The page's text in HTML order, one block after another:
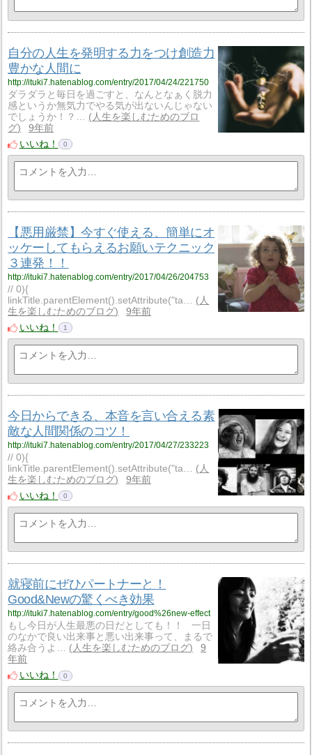
自分の人生を発明する力をつけ創造力
豊かな人間に
http://ituki7.hatenablog.com/entry/2017/04/24/221750
ダラダラと毎日を過ごすと、なんとなぁく脱力
感というか無気力でやる気が出ないんじゃない
でしょうか！？…
人生を楽しむためのブロ
グ
9年前
いいね！
0
【悪用厳禁】今すぐ使える、簡単にオ
ッケーしてもらえるお願いテクニック
３連発！！
http://ituki7.hatenablog.com/entry/2017/04/26/204753
// 0){
linkTitle.parentElement().setAttribute("ta…
人
生を楽しむためのブログ
9年前
いいね！
1
今日からできる、本音を言い合える素
敵な人間関係のコツ！
http://ituki7.hatenablog.com/entry/2017/04/27/233223
// 0){
linkTitle.parentElement().setAttribute("ta…
人
生を楽しむためのブログ
9年前
いいね！
0
就寝前にぜひパートナーと！
Good&Newの驚くべき効果
http://ituki7.hatenablog.com/entry/good%26new-effect
もし今日が人生最悪の日だとしても！！ 一日
のなかで良い出来事と悪い出来事って、まるで
絡み合うよ…
人生を楽しむためのブログ
9
年前
いいね！
0